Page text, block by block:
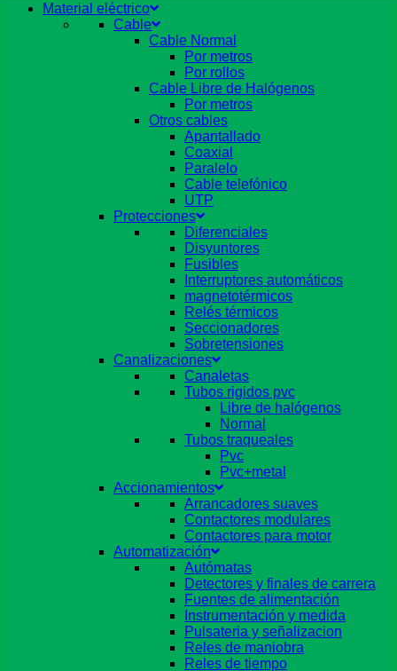
Material eléctrico
Cable
Cable Normal
Por metros
Por rollos
Cable Libre de Halógenos
Por metros
Otros cables
Apantallado
Coaxial
Paralelo
Cable telefónico
UTP
Protecciones
Diferenciales
Disyuntores
Fusibles
Interruptores automáticos
magnetotérmicos
Relés térmicos
Seccionadores
Sobretensiones
Canalizaciones
Canaletas
Tubos rigidos pvc
Libre de halógenos
Normal
Tubos traqueales
Pvc
Pvc+metal
Accionamientos
Arrancadores suaves
Contactores modulares
Contactores para motor
Automatización
Autómatas
Detectores y finales de carrera
Fuentes de alimentación
Instrumentación y medida
Pulsateria y señalizacion
Reles de maniobra
Reles de tiempo